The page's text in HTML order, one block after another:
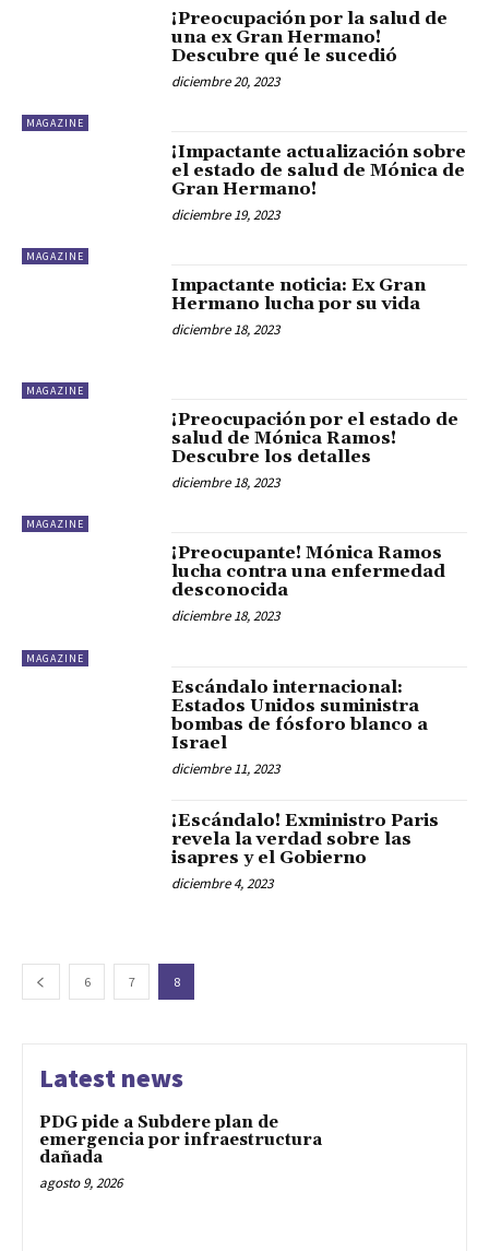
MAGAZINE
¡Preocupación por la salud de
una ex Gran Hermano!
Descubre qué le sucedió
diciembre 20, 2023
MAGAZINE
¡Impactante actualización sobre
el estado de salud de Mónica de
Gran Hermano!
diciembre 19, 2023
MAGAZINE
Impactante noticia: Ex Gran
Hermano lucha por su vida
diciembre 18, 2023
MAGAZINE
¡Preocupación por el estado de
salud de Mónica Ramos!
Descubre los detalles
diciembre 18, 2023
MAGAZINE
¡Preocupante! Mónica Ramos
lucha contra una enfermedad
desconocida
diciembre 18, 2023
Escándalo internacional:
Estados Unidos suministra
bombas de fósforo blanco a
Israel
diciembre 11, 2023
¡Escándalo! Exministro Paris
revela la verdad sobre las
isapres y el Gobierno
diciembre 4, 2023
6 7 8
Latest news
PDG pide a Subdere plan de
emergencia por infraestructura
dañada
agosto 9, 2026